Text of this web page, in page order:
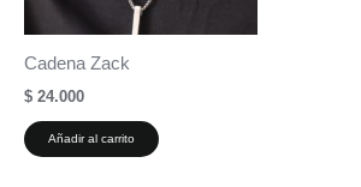
Cadena Zack
$ 24.000
Añadir al carrito